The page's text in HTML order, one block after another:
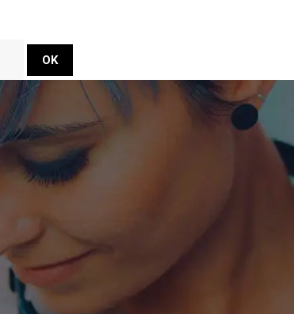
TV NETWORK